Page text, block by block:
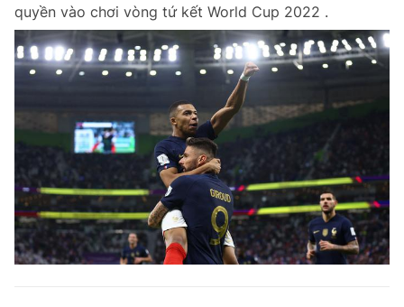
quyền vào chơi vòng tứ kết World Cup 2022 .